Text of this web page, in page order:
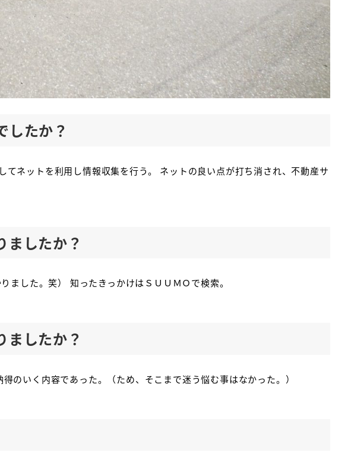
したか？
ネットを利用し情報収集を行う。 ネットの良い点が打ち消され、不動産サ
ましたか？
ました。笑） 知ったきっかけはＳＵＵＭＯで検索。
ましたか？
のいく内容であった。（ため、そこまで迷う悩む事はなかった。）